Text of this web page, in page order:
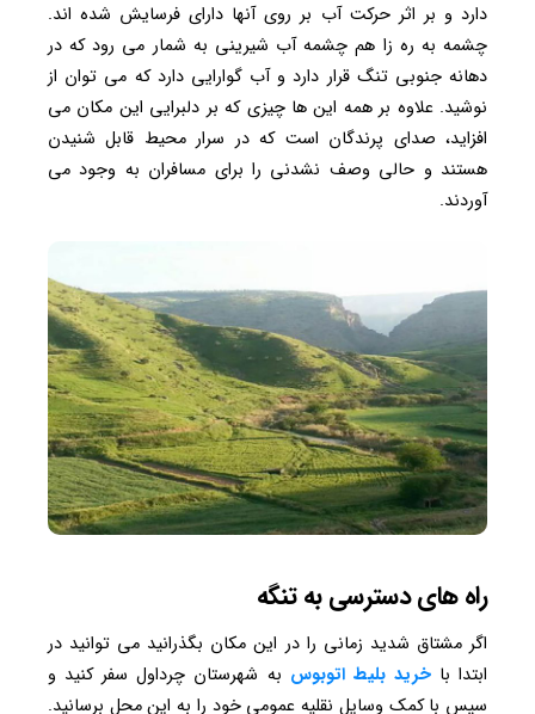
دارد و بر اثر حرکت آب بر روی آنها دارای فرسایش شده اند.
چشمه به ره زا هم چشمه آب شیرینی به شمار می رود که در
دهانه جنوبی تنگ قرار دارد و آب گوارایی دارد که می توان از
نوشید. علاوه بر همه این ها چیزی که بر دلبرایی این مکان می
افزاید، صدای پرندگان است که در سرار محیط قابل شنیدن
هستند و حالی وصف نشدنی را برای مسافران به وجود می
آوردند.
راه های دسترسی به تنگه
اگر مشتاق شدید زمانی را در این مکان بگذرانید می توانید در
ابتدا باخرید بلیط اتوبوس به شهرستان چرداول سفر کنید و
سپس با کمک وسایل نقلیه عمومی خود را به این محل برسانید.